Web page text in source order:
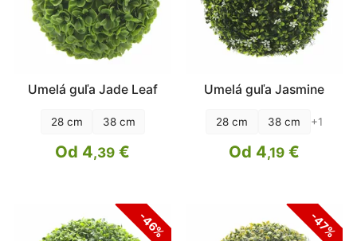
Umelá guľa Jade Leaf
28 cm 38 cm
Od 4,39 €
Umelá guľa Jasmine
28 cm 38 cm +1
Od 4,19 €
-46% -47%